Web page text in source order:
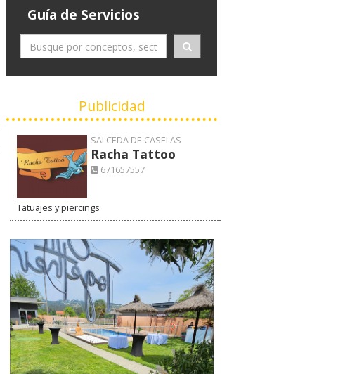
Guía de Servicios
Publicidad
SALCEDA DE CASELAS
Racha Tattoo
671657557
Tatuajes y piercings